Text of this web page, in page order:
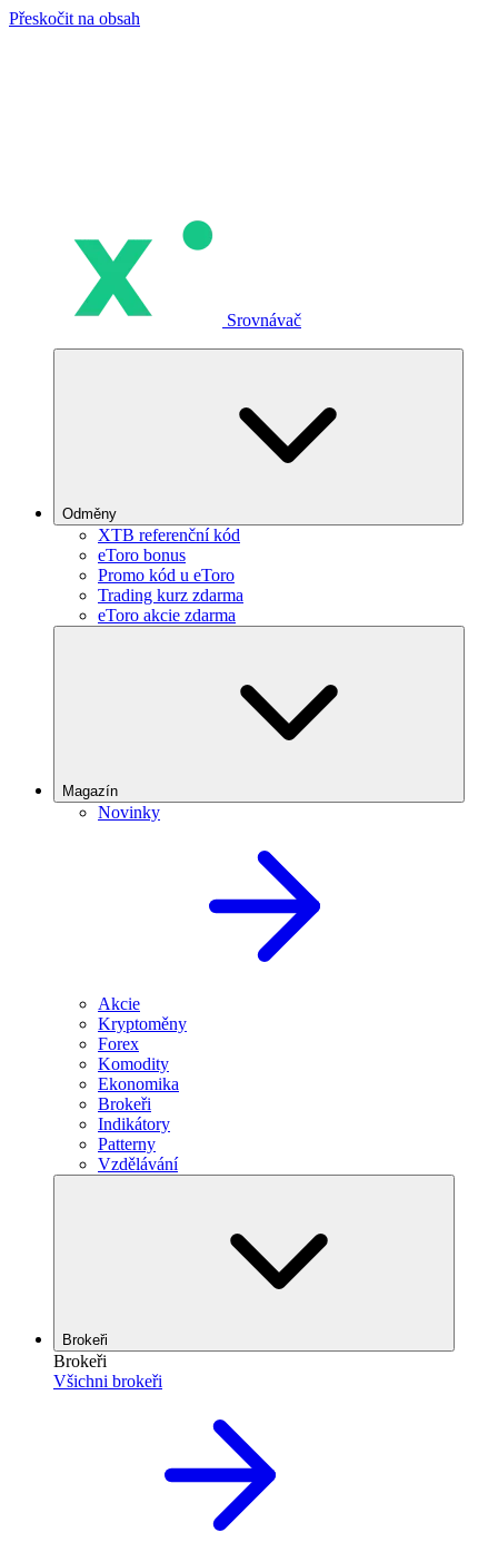
Přeskočit na obsah
Srovnávač
Odměny
XTB referenční kód
eToro bonus
Promo kód u eToro
Trading kurz zdarma
eToro akcie zdarma
Magazín
Novinky
Akcie
Kryptoměny
Forex
Komodity
Ekonomika
Brokeři
Indikátory
Patterny
Vzdělávání
Brokeři
Brokeři
Všichni brokeři